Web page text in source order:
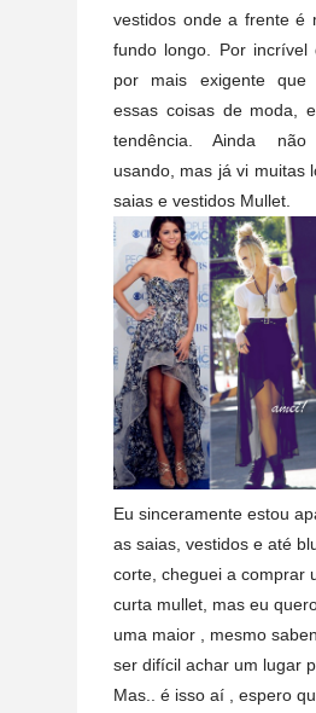
vestidos onde a frente é
fundo longo. Por incrível
por mais exigente
essas coisas de moda,
tendência. Ainda
usando, mas já vi muitas
saias e vestidos Mullet.
Eu sinceramente estou
as saias, vestidos e até
corte, cheguei a comprar
curta mullet, mas eu
uma maior , mesmo
ser difícil achar um lugar
Mas.. é isso aí , espero